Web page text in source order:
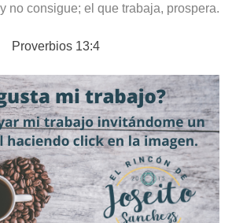
no consigue; el que trabaja, prospera.
Proverbios 13:4